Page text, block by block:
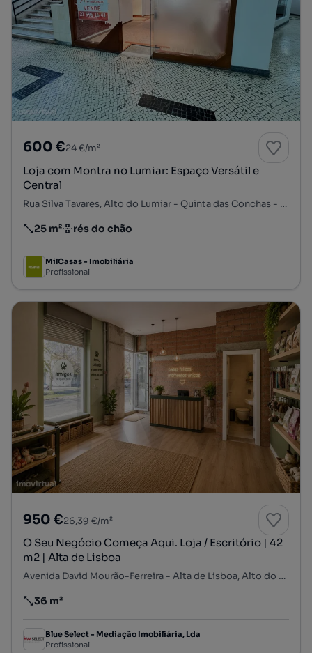
600 €24 €/m²
Loja com Montra no Lumiar: Espaço Versátil e
Central
Rua Silva Tavares, Alto do Lumiar - Quinta das Conchas - Quinta do Lambert, Lumiar, Lisboa, Lisboa
Preço por metro quadrado
25 m²
Andar rés do chão
MilCasas - Imobiliária
Profissional
950 €26,39 €/m²
O Seu Negócio Começa Aqui. Loja / Escritório | 42
m2 | Alta de Lisboa
Avenida David Mourão-Ferreira - Alta de Lisboa, Alto do Lumiar - Quinta das Conchas - Quinta do Lambert, Lumiar, Lisboa, Lisboa
Preço por metro quadrado
36 m²
Blue Select - Mediação Imobiliária, Lda
Profissional